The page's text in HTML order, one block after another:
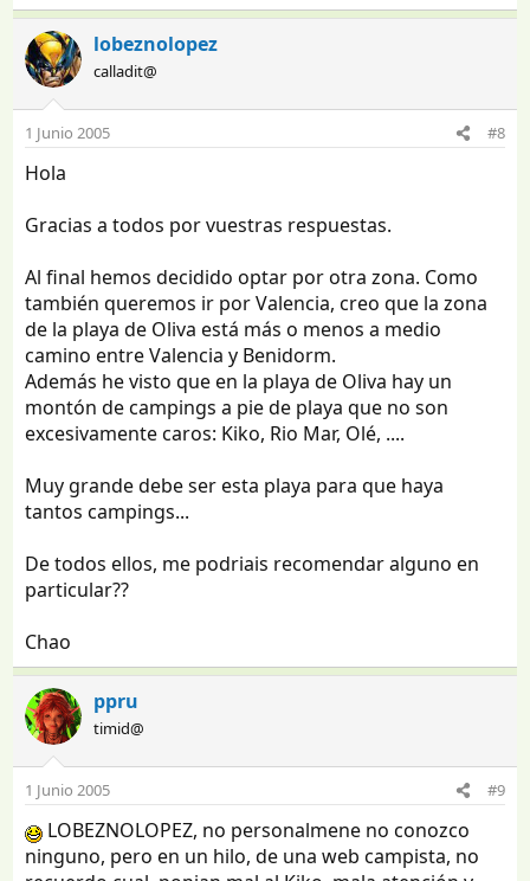
lobeznolopez
calladit@
1 Junio 2005 #8
Hola
Gracias a todos por vuestras respuestas.
Al final hemos decidido optar por otra zona. Como
también queremos ir por Valencia, creo que la zona
de la playa de Oliva está más o menos a medio
camino entre Valencia y Benidorm.
Además he visto que en la playa de Oliva hay un
montón de campings a pie de playa que no son
excesivamente caros: Kiko, Rio Mar, Olé, ....
Muy grande debe ser esta playa para que haya
tantos campings...
De todos ellos, me podriais recomendar alguno en
particular??
Chao
ppru
timid@
1 Junio 2005 #9
LOBEZNOLOPEZ, no personalmene no conozco
ninguno, pero en un hilo, de una web campista, no